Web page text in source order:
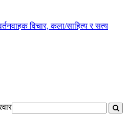
विचार, कला/साहित्य र सत्य